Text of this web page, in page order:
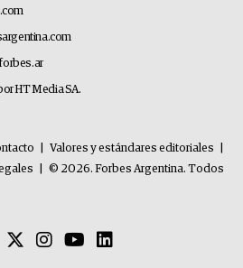
HT Media SA.
Valores y estándares editoriales
© 2026. Forbes Argentina. Todos